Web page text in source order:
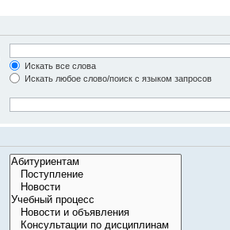
Искать все слова
Искать любое слово/поиск с языком запросов